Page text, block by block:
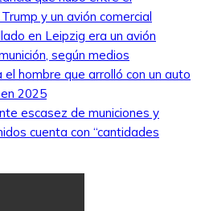
y un avión comercial
en Leipzig era un avión
según medios
hombre que arrolló con un auto
2025
escasez de municiones y
cuenta con “cantidades